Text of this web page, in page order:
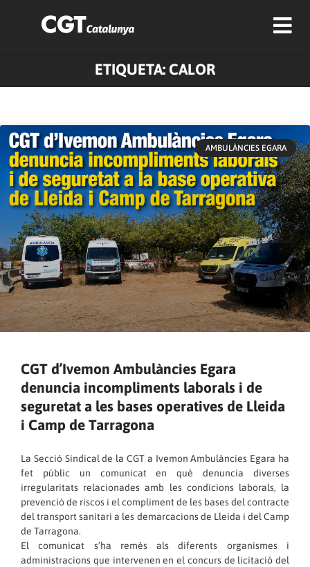
ETIQUETA: CALOR
AMBULÀNCIES EGARA
CGT d’Ivemon Ambulàncies Egara
denuncia incompliments laborals i de
seguretat a les bases operatives de Lleida
i Camp de Tarragona
La Secció Sindical de la CGT a Ivemon Ambulàncies Egara ha
fet públic un comunicat en què denuncia diverses
irregularitats relacionades amb les condicions laborals, la
prevenció de riscos i el compliment de les bases del contracte
del transport sanitari a les demarcacions de Lleida i del Camp
de Tarragona.
El comunicat s’ha remès als diferents organismes i
administracions que intervenen en el concurs de licitació del